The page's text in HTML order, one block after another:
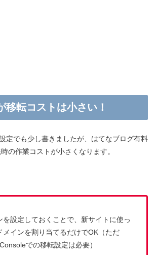
移転コストは小さい！
定でも少し書きましたが、はてなブログ有料
の作業コストが小さくなります。
を設定しておくことで、新サイトに使っ
メインを割り当てるだけでOK（ただ
での移転設定は必要）